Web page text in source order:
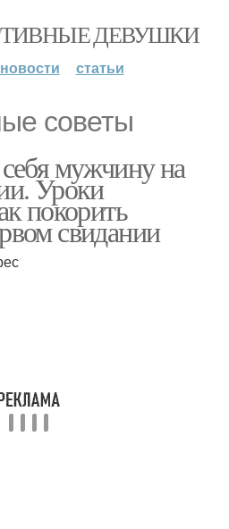
ДЕВУШКИ
новости статьи
советы
мужчину на
Уроки
покорить
свидании